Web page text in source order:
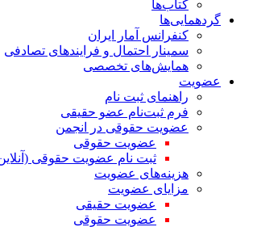
کتاب‌ها
گردهمایی‌ها
کنفرانس آمار ایران
سمینار احتمال و فرایندهای تصادفی
همایش‌های تخصصی
عضویت
راهنمای ثبت نام
فرم ثبت‌نام عضو حقیقی
عضویت حقوقی در انجمن
عضویت حقوقی
ثبت نام عضویت حقوقی (آنلاین)
هزینه‌های عضویت
مزایای عضویت
عضویت حقیقی
عضویت حقوقی